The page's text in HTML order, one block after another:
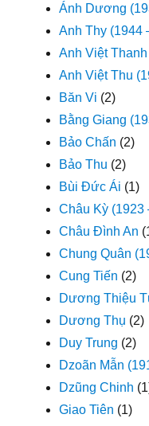
Ánh Dương
Anh Thy (1944
Anh Việt
Anh Việt Thu
Băn Vi (2)
Bằng Giang
Bảo Chấn (2)
Bảo Thu (2)
Bùi Đức Ái (1)
Châu Kỳ (1923
Châu Đình An
Chung Quân
Cung Tiến (2)
Dương Thiệu
Dương Thụ (2)
Duy Trung (2)
Dzoãn Mẫn
Dzũng Chinh
Giao Tiên (1)